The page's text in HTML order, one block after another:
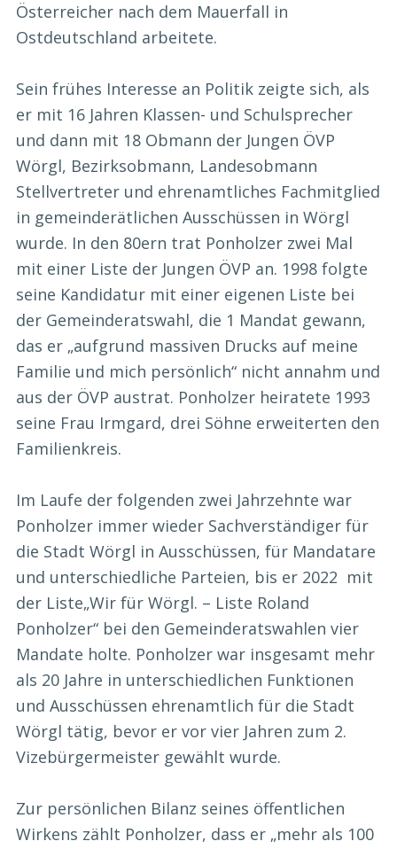
Österreicher nach dem Mauerfall in
Ostdeutschland arbeitete.
Sein frühes Interesse an Politik zeigte sich, als
er mit 16 Jahren Klassen- und Schulsprecher
und dann mit 18 Obmann der Jungen ÖVP
Wörgl, Bezirksobmann, Landesobmann
Stellvertreter und ehrenamtliches Fachmitglied
in gemeinderätlichen Ausschüssen in Wörgl
wurde. In den 80ern trat Ponholzer zwei Mal
mit einer Liste der Jungen ÖVP an. 1998 folgte
seine Kandidatur mit einer eigenen Liste bei
der Gemeinderatswahl, die 1 Mandat gewann,
das er „aufgrund massiven Drucks auf meine
Familie und mich persönlich“ nicht annahm und
aus der ÖVP austrat. Ponholzer heiratete 1993
seine Frau Irmgard, drei Söhne erweiterten den
Familienkreis.
Im Laufe der folgenden zwei Jahrzehnte war
Ponholzer immer wieder Sachverständiger für
die Stadt Wörgl in Ausschüssen, für Mandatare
und unterschiedliche Parteien, bis er 2022 mit
der Liste„Wir für Wörgl. – Liste Roland
Ponholzer“ bei den Gemeinderatswahlen vier
Mandate holte. Ponholzer war insgesamt mehr
als 20 Jahre in unterschiedlichen Funktionen
und Ausschüssen ehrenamtlich für die Stadt
Wörgl tätig, bevor er vor vier Jahren zum 2.
Vizebürgermeister gewählt wurde.
Zur persönlichen Bilanz seines öffentlichen
Wirkens zählt Ponholzer, dass er „mehr als 100